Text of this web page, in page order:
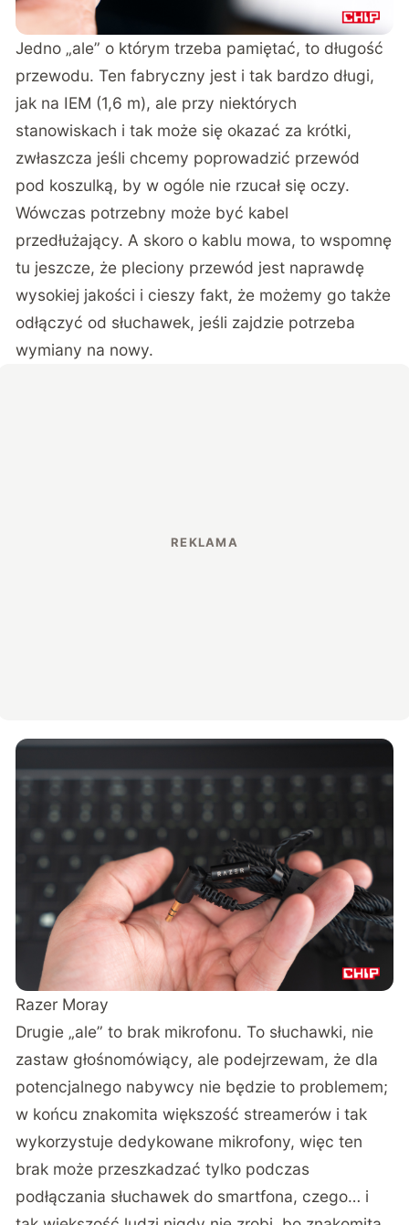
Jedno „ale” o którym trzeba pamiętać, to długość
przewodu. Ten fabryczny jest i tak bardzo długi,
jak na IEM (1,6 m), ale przy niektórych
stanowiskach i tak może się okazać za krótki,
zwłaszcza jeśli chcemy poprowadzić przewód
pod koszulką, by w ogóle nie rzucał się oczy.
Wówczas potrzebny może być kabel
przedłużający. A skoro o kablu mowa, to wspomnę
tu jeszcze, że pleciony przewód jest naprawdę
wysokiej jakości i cieszy fakt, że możemy go także
odłączyć od słuchawek, jeśli zajdzie potrzeba
wymiany na nowy.
Razer Moray
Drugie „ale” to brak mikrofonu. To słuchawki, nie
zastaw głośnomówiący, ale podejrzewam, że dla
potencjalnego nabywcy nie będzie to problemem;
w końcu znakomita większość streamerów i tak
wykorzystuje dedykowane mikrofony, więc ten
brak może przeszkadzać tylko podczas
podłączania słuchawek do smartfona, czego… i